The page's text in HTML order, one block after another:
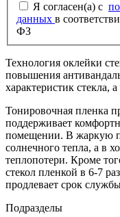
Я согласен(а) с
данных в
ФЗ
Технология оклейки
повышения
характеристик стекла,
Тонировочная пленка
поддерживает
помещении. В жаркую
солнечного тепла, а в
теплопотери. Кроме
стекол пленкой в 6-7
продлевает срок
Подразделы